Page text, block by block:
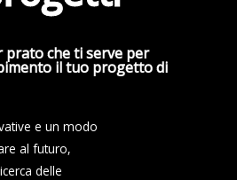
prato che ti serve per
il tuo progetto di
e un modo
al futuro,
delle